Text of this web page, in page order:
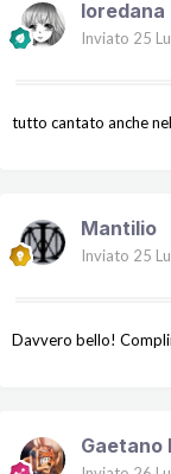
loredana
Inviato 25
tutto cantato anche
Mantilio
Inviato 25
Davvero bello!
Gaetano